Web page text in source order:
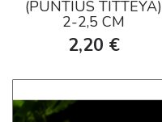
(PUNTIUS TITTEYA)
2-2,5 CM
2,20 €